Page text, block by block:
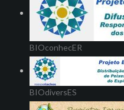
BIOconhecER
BIOdiversES